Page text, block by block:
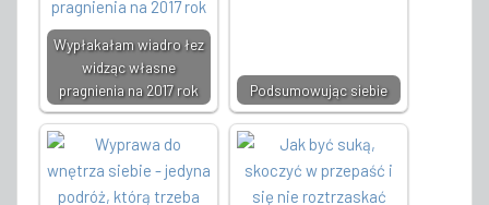
Wypłakałam wiadro łez
widząc własne
pragnienia na 2017 rok
Podsumowując siebie